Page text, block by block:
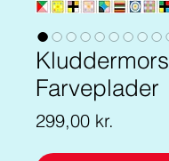
Kluddermors
Farveplader
299,00 kr.